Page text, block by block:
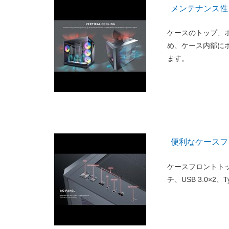
メンテナンス
ケースのトップ、
め、ケース内部に
ます。
便利なケース
ケースフロントト
チ、USB 3.0×2、